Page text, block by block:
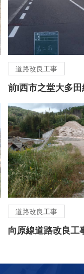
道路改良工事
前I西市之堂大多田
道路改良工事
向原線道路改良工